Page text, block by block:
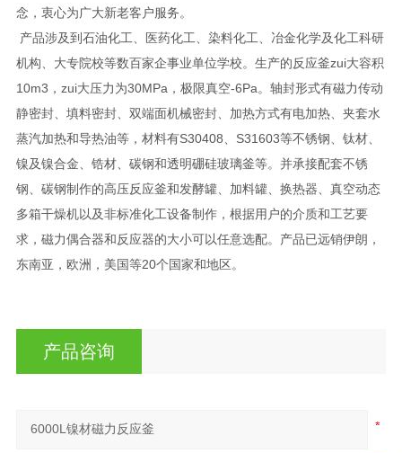
念，衷心为广大新老客户服务。
产品涉及到石油化工、医药化工、染料化工、冶金化学及化工科研
机构、大专院校等数百家企事业单位学校。生产的反应釜zui大容积
10m3，zui大压力为30MPa，极限真空-6Pa。轴封形式有磁力传动
静密封、填料密封、双端面机械密封、加热方式有电加热、夹套水
蒸汽加热和导热油等，材料有S30408、S31603等不锈钢、钛材、
镍及镍合金、锆材、碳钢和透明硼硅玻璃釜等。并承接配套不锈
钢、碳钢制作的高压反应釜和发酵罐、加料罐、换热器、真空动态
多箱干燥机以及非标准化工设备制作，根据用户的介质和工艺要
求，磁力偶合器和反应器的大小可以任意选配。产品已远销伊朗，
东南亚，欧洲，美国等20个国家和地区。
产品咨询